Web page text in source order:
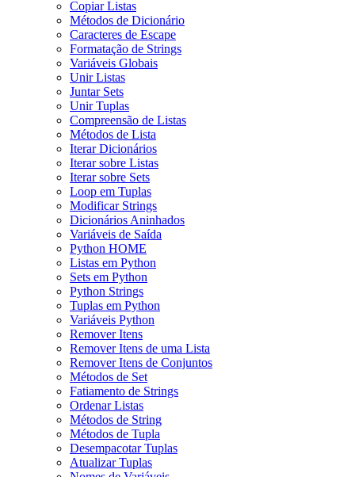
Copiar Listas
Métodos de Dicionário
Caracteres de Escape
Formatação de Strings
Variáveis Globais
Unir Listas
Juntar Sets
Unir Tuplas
Compreensão de Listas
Métodos de Lista
Iterar Dicionários
Iterar sobre Listas
Iterar sobre Sets
Loop em Tuplas
Modificar Strings
Dicionários Aninhados
Variáveis de Saída
Python HOME
Listas em Python
Sets em Python
Python Strings
Tuplas em Python
Variáveis Python
Remover Itens
Remover Itens de uma Lista
Remover Itens de Conjuntos
Métodos de Set
Fatiamento de Strings
Ordenar Listas
Métodos de String
Métodos de Tupla
Desempacotar Tuplas
Atualizar Tuplas